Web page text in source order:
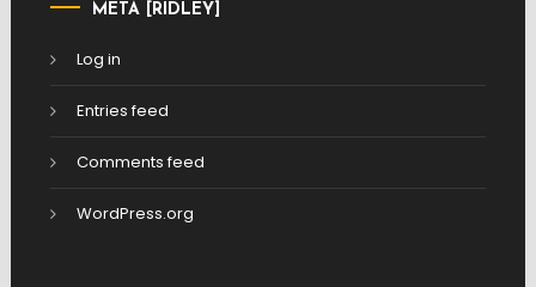
META [RIDLEY]
Log in
Entries feed
Comments feed
WordPress.org